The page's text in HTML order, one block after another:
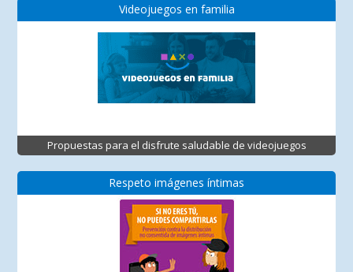
Videojuegos en familia
Propuestas para el disfrute saludable de videojuegos
Respeto imágenes íntimas